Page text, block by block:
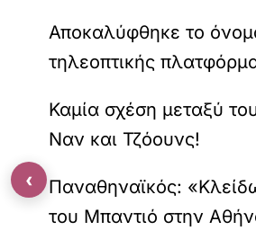
Αποκαλύφθηκε το
τηλεοπτικής
Καμία σχέση μεταξύ
Ναν και Τζόουνς!
Παναθηναϊκός:
του Μπαντιό στην
‹